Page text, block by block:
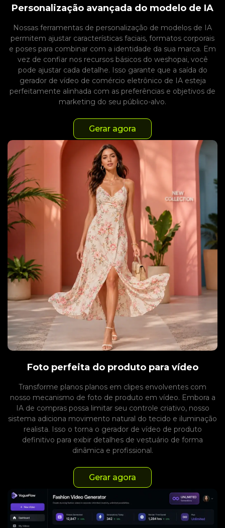
Personalização avançada do modelo de IA
Nossas ferramentas de personalização de modelos de IA
permitem ajustar características faciais, formatos corporais
e poses para combinar com a identidade da sua marca. Em
vez de confiar nos recursos básicos do weshopai, você
pode ajustar cada detalhe. Isso garante que a saída do
gerador de vídeo de comércio eletrônico de IA esteja
perfeitamente alinhada com as preferências e objetivos de
marketing do seu público-alvo.
Gerar agora
Foto perfeita do produto para vídeo
Transforme planos planos em clipes envolventes com
nosso mecanismo de foto de produto em vídeo. Embora a
IA de compras possa limitar seu controle criativo, nosso
sistema adiciona movimento natural do tecido e iluminação
realista. Isso o torna o gerador de vídeo de produto
definitivo para exibir detalhes de vestuário de forma
dinâmica e profissional.
Gerar agora